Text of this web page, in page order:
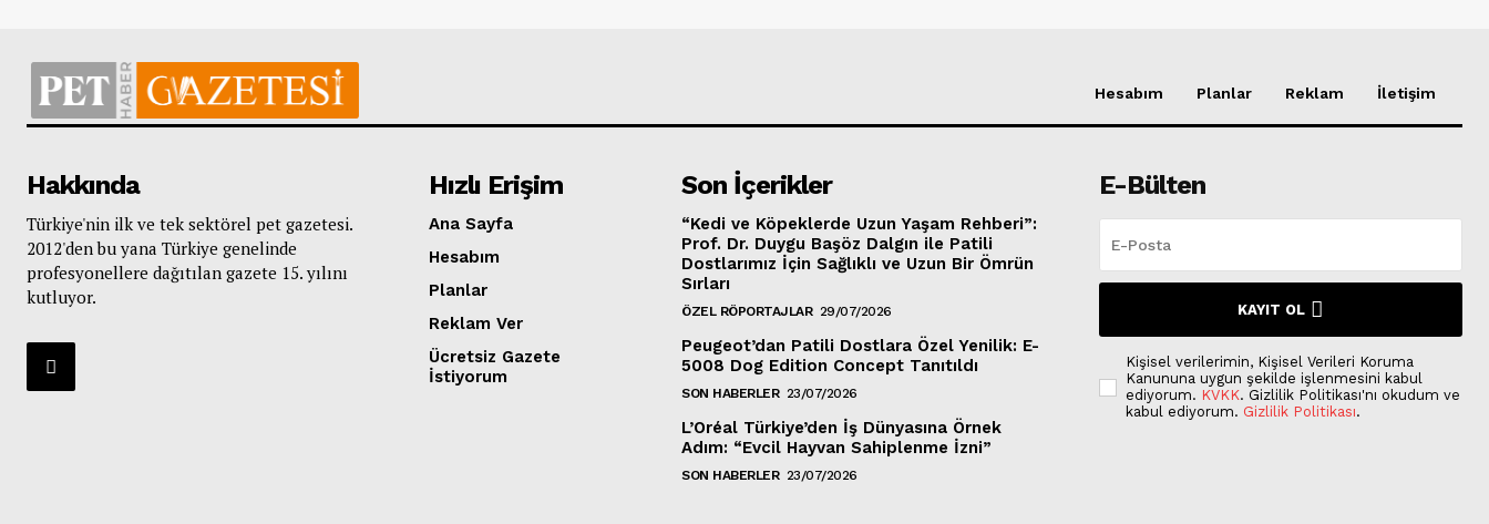
Hesabım Planlar Reklam İletişim
Hakkında
Türkiye'nin ilk ve tek sektörel pet gazetesi.
2012'den bu yana Türkiye genelinde
profesyonellere dağıtılan gazete 15. yılını
kutluyor.
Hızlı Erişim
Ana Sayfa
Hesabım
Planlar
Reklam Ver
Ücretsiz Gazete
İstiyorum
Son İçerikler
“Kedi ve Köpeklerde Uzun Yaşam Rehberi”:
Prof. Dr. Duygu Başöz Dalgın ile Patili
Dostlarımız İçin Sağlıklı ve Uzun Bir Ömrün
Sırları
ÖZEL RÖPORTAJLAR 29/07/2026
Peugeot’dan Patili Dostlara Özel Yenilik: E-
5008 Dog Edition Concept Tanıtıldı
SON HABERLER 23/07/2026
L’Oréal Türkiye’den İş Dünyasına Örnek
Adım: “Evcil Hayvan Sahiplenme İzni”
SON HABERLER 23/07/2026
E-Bülten
KAYIT OL
Kişisel verilerimin, Kişisel Verileri Koruma
Kanununa uygun şekilde işlenmesini kabul
ediyorum. KVKK. Gizlilik Politikası'nı okudum ve
kabul ediyorum. Gizlilik Politikası.